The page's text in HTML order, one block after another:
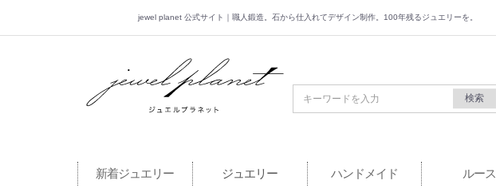
jewel planet 公式サイト｜職人鍛造。石から仕入れてデザイン制作。100年残るジュエリーを。
jewel planet 公式サイト
検索
新着ジュエリー ジュエリー ハンドメイド ルース